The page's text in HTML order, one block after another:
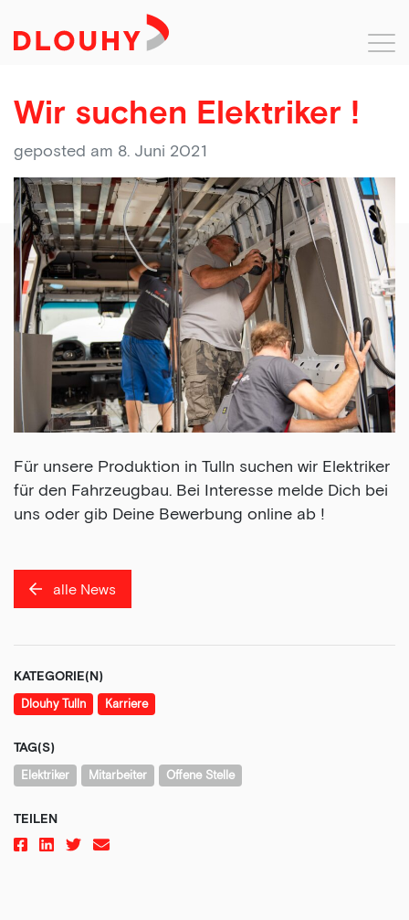
Wir suchen Elektriker !
geposted am 8. Juni 2021
Für unsere Produktion in Tulln suchen wir Elektriker
für den Fahrzeugbau. Bei Interesse melde Dich bei
uns oder gib Deine Bewerbung online ab !
alle News
KATEGORIE(N)
Dlouhy Tulln Karriere
TAG(S)
Elektriker Mitarbeiter Offene Stelle
TEILEN